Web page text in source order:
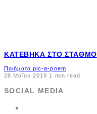
ΚΑΤΈΒΗΚΑ ΣΤΟ ΣΤΑΘΜΌ
Ποιήματα pic-a-poem
28 Μαΐου 2019 1 min read
SOCIAL MEDIA